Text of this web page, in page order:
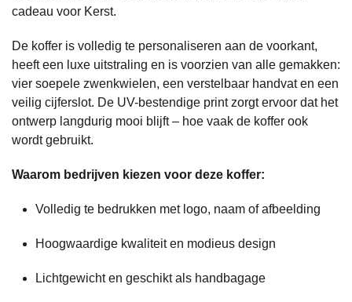
cadeau voor Kerst.
De koffer is volledig te personaliseren aan de voorkant,
heeft een luxe uitstraling en is voorzien van alle gemakken:
vier soepele zwenkwielen, een verstelbaar handvat en een
veilig cijferslot. De UV-bestendige print zorgt ervoor dat het
ontwerp langdurig mooi blijft – hoe vaak de koffer ook
wordt gebruikt.
Waarom bedrijven kiezen voor deze koffer:
Volledig te bedrukken met logo, naam of afbeelding
Hoogwaardige kwaliteit en modieus design
Lichtgewicht en geschikt als handbagage